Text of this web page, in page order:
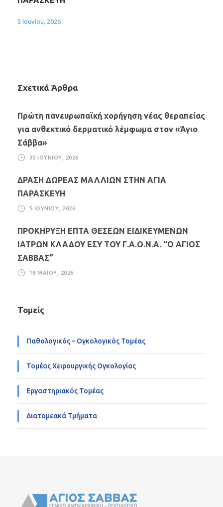
5 Ιουνίου, 2026
Σχετικά Άρθρα
Πρώτη πανευρωπαϊκή χορήγηση νέας θεραπείας
για ανθεκτικό δερματικό λέμφωμα στον «Άγιο
Σάββα»
30 ΙΟΥΝΊΟΥ, 2026
ΔΡΑΣΗ ΔΩΡΕΑΣ ΜΑΛΛΙΩΝ ΣΤΗΝ ΑΓΙΑ
ΠΑΡΑΣΚΕΥΗ
5 ΙΟΥΝΊΟΥ, 2026
ΠΡΟΚΗΡΥΞΗ ΕΠΤΑ ΘΕΣΕΩΝ ΕΙΔΙΚΕΥΜΕΝΩΝ
ΙΑΤΡΩΝ ΚΛΑΔΟΥ ΕΣΥ ΤΟΥ Γ.Α.Ο.Ν.Α. “Ο ΑΓΙΟΣ
ΣΑΒΒΑΣ”
18 ΜΑΪ́ΟΥ, 2026
Τομείς
Παθολογικός – Ογκολογικός Τομέας
Τομέας Χειρουργικής Ογκολογίας
Εργαστηριακός Τομέας
Διατομεακά Τμήματα